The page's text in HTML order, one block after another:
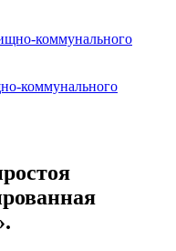
коммунального